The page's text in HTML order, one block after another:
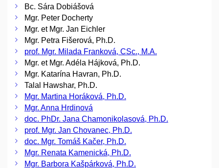
Bc. Sára Dobiášová
Mgr. Peter Docherty
Mgr. et Mgr. Jan Eichler
Mgr. Petra Fišerová, Ph.D.
prof. Mgr. Milada Franková, CSc., M.A.
Mgr. et Mgr. Adéla Hájková, Ph.D.
Mgr. Katarína Havran, Ph.D.
Talal Hawshar, Ph.D.
Mgr. Martina Horáková, Ph.D.
Mgr. Anna Hrdinová
doc. PhDr. Jana Chamonikolasová, Ph.D.
prof. Mgr. Jan Chovanec, Ph.D.
doc. Mgr. Tomáš Kačer, Ph.D.
Mgr. Renata Kamenická, Ph.D.
Mgr. Barbora Kašpárková, Ph.D.